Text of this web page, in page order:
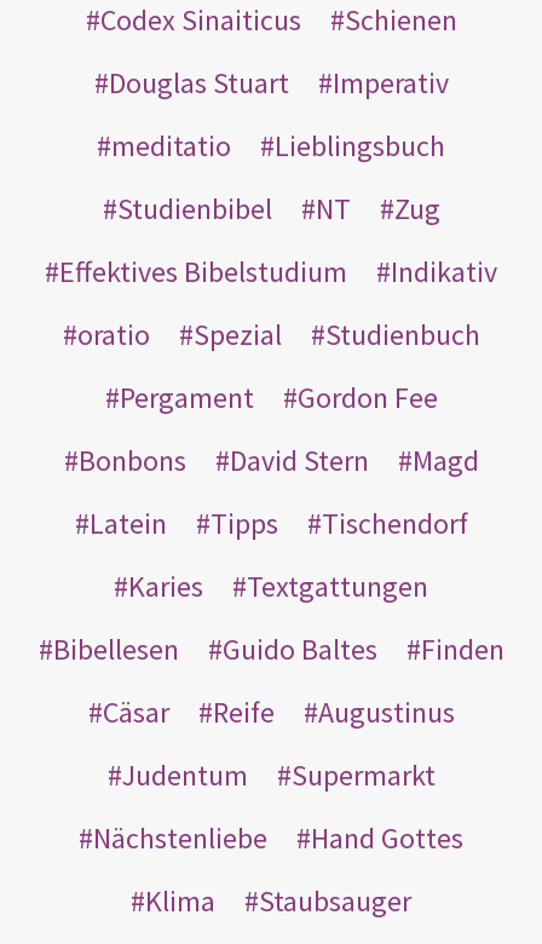
Codex Sinaiticus
Schienen
Douglas Stuart
Imperativ
meditatio
Lieblingsbuch
Studienbibel
NT
Zug
Effektives Bibelstudium
Indikativ
oratio
Spezial
Studienbuch
Pergament
Gordon Fee
Bonbons
David Stern
Magd
Latein
Tipps
Tischendorf
Karies
Textgattungen
Bibellesen
Guido Baltes
Finden
Cäsar
Reife
Augustinus
Judentum
Supermarkt
Nächstenliebe
Hand Gottes
Klima
Staubsauger